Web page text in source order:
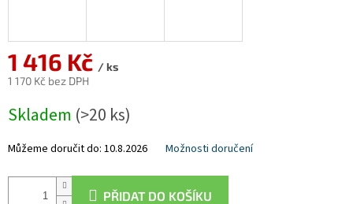
1 416 Kč / ks
1 170 Kč bez DPH
cena:
Skladem (>20 ks)
Můžeme doručit do: 10.8.2026 Možnosti doručení
PŘIDAT DO KOŠÍKU